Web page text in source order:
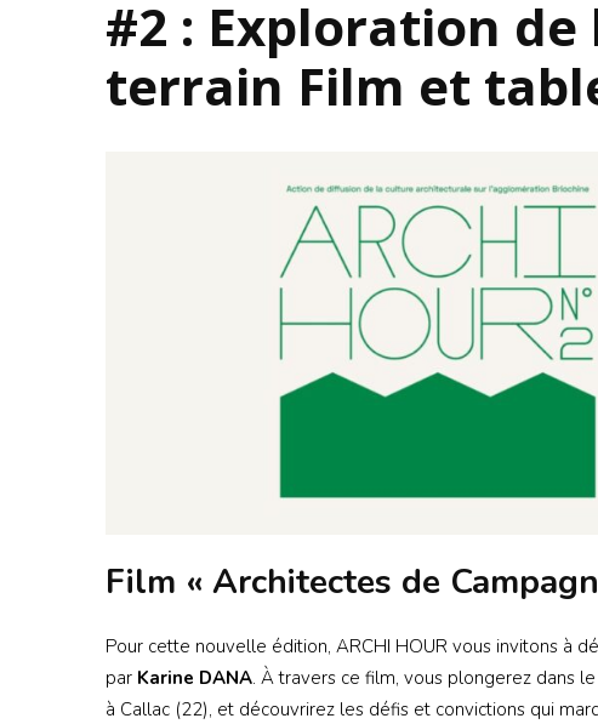
#2 : Exploration
terrain Film et
Film « Architectes de
Pour cette nouvelle édition, ARCHI HOUR vous invitons à
par Karine DANA. À travers ce film, vous plongerez dans
à Callac (22), et découvrirez les défis et convictions qui